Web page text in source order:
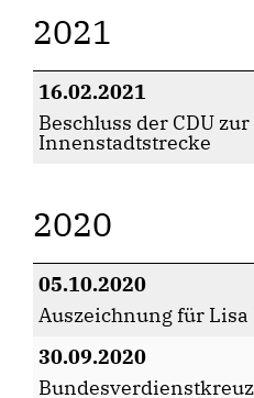
2021
16.02.2021
Beschluss der CDU zur
Innenstadtstrecke
2020
05.10.2020
Auszeichnung für Lisa
30.09.2020